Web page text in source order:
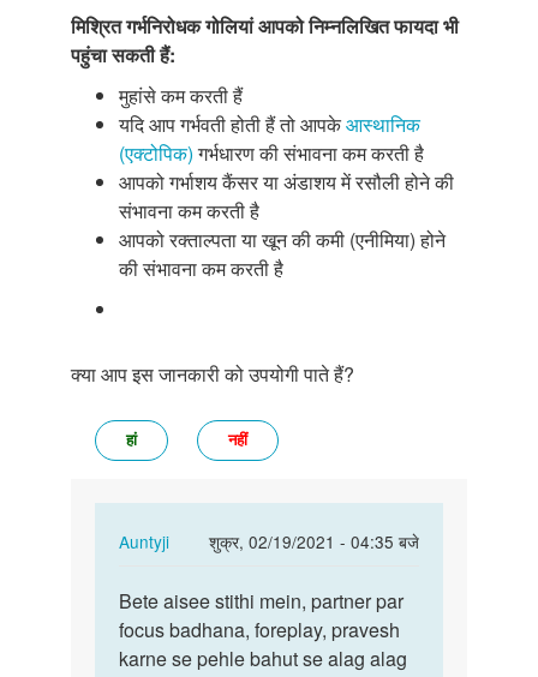
मिश्रित गर्भनिरोधक गोलियां आपको निम्नलिखित फायदा भी
पहुंचा सकती हैं:
मुहांसे कम करती हैं
यदि आप गर्भवती होती हैं तो आपकेआस्थानिक
(एक्टोपिक)गर्भधारण की संभावना कम करती है
आपको गर्भाशय कैंसर या अंडाशय में रसौली होने की
संभावना कम करती है
आपको रक्ताल्पता या खून की कमी (एनीमिया) होने
की संभावना कम करती है
क्या आप इस जानकारी को उपयोगी पाते हैं?
हां नहीं
Auntyji
शुक्र, 02/19/2021 - 04:35 बजे
In
to
Mujhe
lanbe
Bete
aisee
stithi
Bete aisee stithi mein, partner par
focus badhana, foreplay, pravesh
karne se pehle bahut se alag alag